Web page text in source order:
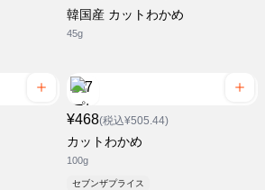
韓国産 カットわかめ
45g
¥468(税込¥505.44)
カットわかめ
100g
セブンザプライス